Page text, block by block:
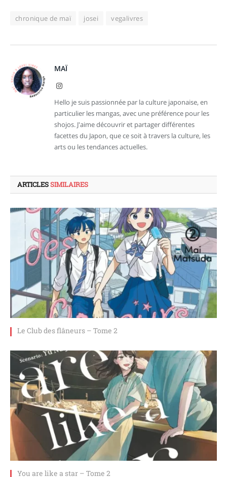
chronique de maï josei vegalivres
MAÏ
Instagram
Hello je suis passionnée par la culture japonaise, en
particulier les mangas, avec une préférence pour les
shojos. J'aime découvrir et partager différentes
facettes du Japon, que ce soit à travers la culture, les
arts ou les tendances actuelles.
ARTICLESSIMILAIRES
Le Club des flâneurs – Tome 2
You are like a star – Tome 2